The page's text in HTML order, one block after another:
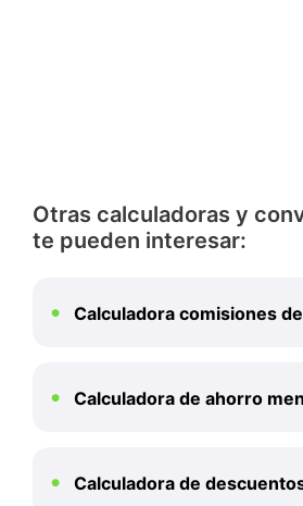
Otras calculadoras y
te pueden interesar:
Calculadora comisiones
Calculadora de ahorro
Calculadora de